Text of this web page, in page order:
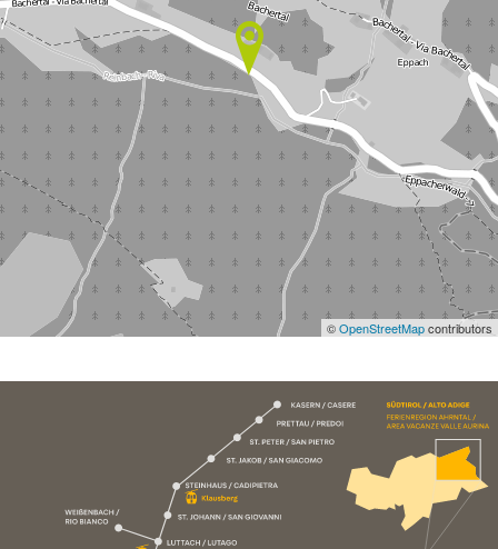
©OpenStreetMapcontributors